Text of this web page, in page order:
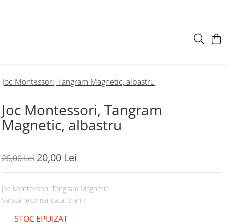
Joc Montessori, Tangram Magnetic, albastru
Joc Montessori, Tangram
Magnetic, albastru
26,00 Lei 20,00 Lei
Joc Montessori, Tangram Magnetic
Varsta recomandata: 3 ani+
STOC EPUIZAT